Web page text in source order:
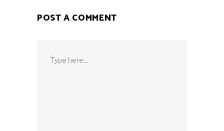
POST A COMMENT